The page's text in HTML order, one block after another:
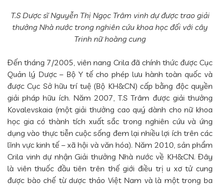
T.S Dược sĩ Nguyễn Thị Ngọc Trâm vinh dự được trao giải
thưởng Nhà nước trong nghiên cứu khoa học đối với cây
Trinh nữ hoàng cung
Đến tháng 7/2005, viên nang Crila đã chính thức được Cục
Quản lý Dược – Bộ Y tế cho phép lưu hành toàn quốc và
được Cục Sở hữu trí tuệ (Bộ KH&CN) cấp bằng độc quyền
giải pháp hữu ích. Năm 2007, T.S Trâm được giải thưởng
Kovalevskaia (một giải thưởng cao quý dành cho nữ khoa
học gia có thành tích xuất sắc trong nghiên cứu và ứng
dụng vào thực tiễn cuộc sống đem lại nhiều lợi ích trên các
lĩnh vực kinh tế – xã hội và văn hóa). Năm 2010, sản phẩm
Crila vinh dự nhận Giải thưởng Nhà nước về KH&CN. Đây
là viên thuốc đầu tiên trên thế giới điều trị u xơ tử cung
được bào chế từ dược thảo Việt Nam và là một trong ba